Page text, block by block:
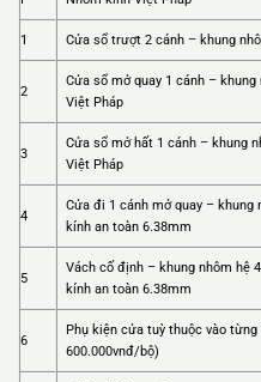
1 Cửa sổ trượt 2 cánh – khung
2
Cửa sổ mở quay 1 cánh – khung
Việt Pháp
3
Cửa sổ mở hất 1 cánh – khung
Việt Pháp
4
Cửa đi 1 cánh mở quay – khung
kính an toàn 6.38mm
5
Vách cố định – khung nhôm hệ
kính an toàn 6.38mm
6
Phụ kiện cửa tuỳ thuộc vào
600.000vnđ/bộ)